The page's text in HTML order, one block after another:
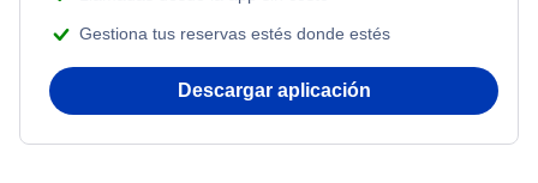
Flights from Nueva York to Mumbai
Flights from Shanghai to Nueva York
Gestiona tus reservas estés donde estés
Descargar aplicación